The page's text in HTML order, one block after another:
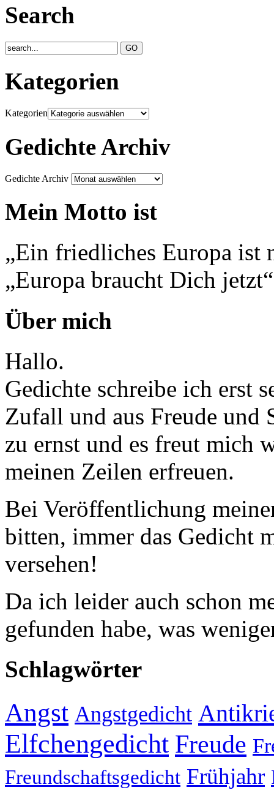
Search
Kategorien
Kategorien
Gedichte Archiv
Gedichte Archiv
Mein Motto ist
„Ein friedliches Europa ist
„Europa braucht Dich jetzt“
Über mich
Hallo.
Gedichte schreibe ich erst
Zufall und aus Freude und
zu ernst und es freut mich
meinen Zeilen erfreuen.
Bei Veröffentlichung
bitten, immer das Gedicht
versehen!
Da ich leider auch schon
gefunden habe, was
Schlagwörter
Angst Angstgedicht
Elfchengedicht Freude
Freundschaftsgedicht Frühjahr